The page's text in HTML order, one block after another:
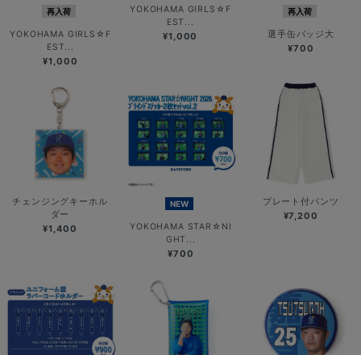
再入荷
YOKOHAMA GIRLS☆F
EST...
¥1,000
YOKOHAMA GIRLS☆F
EST...
¥1,000
再入荷
選手缶バッジ大
¥700
チェンジングキーホル
ダー
¥1,400
NEW
YOKOHAMA STAR☆NI
GHT...
¥700
プレート付パンツ
¥7,200